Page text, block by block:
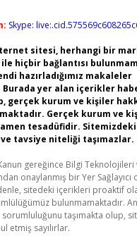
Skype:
sitesi, herhangi bir
hiçbir bağlantısı
hazırladığımız makaleler
Burada yer alan içerikler
gerçek kurum ve kişiler
Gerçek kurum ve
tesadüfidir.
tavsiye niteliği taşımazlar.
Kanun gereğince Bilgi
onaylanmış bir Yer
sitedeki içerikleri proaktif
bulunmamaktadır.
sorumluluğunu taşımakta olup,
etmiş sayılırlar.